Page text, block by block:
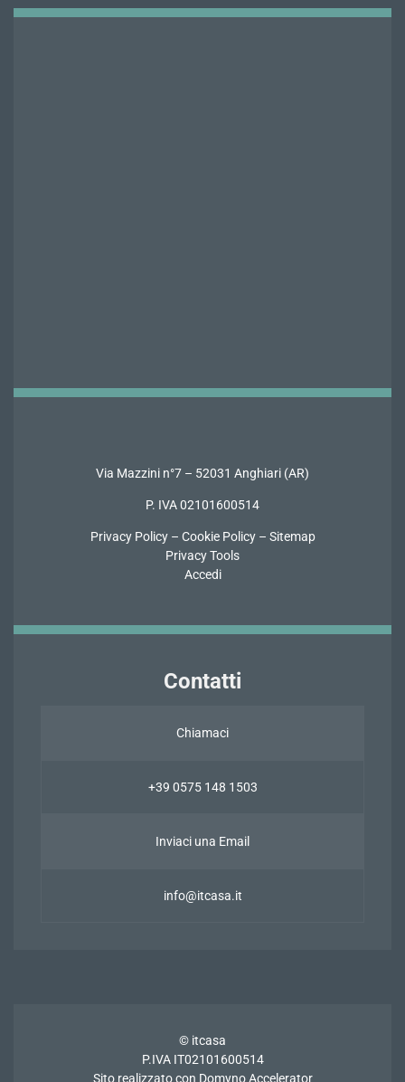
Via Mazzini n°7 – 52031 Anghiari (AR)
P. IVA 02101600514
Privacy Policy– Cookie Policy– Sitemap
Privacy Tools
Accedi
Contatti
Chiamaci
+39 0575 148 1503
Inviaci una Email
info@itcasa.it
© itcasa
P.IVA IT02101600514
Sito realizzato con Domyno Accelerator